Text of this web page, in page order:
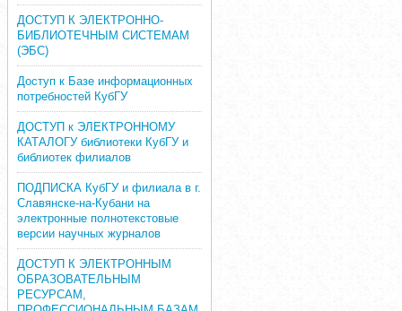
ДОСТУП К ЭЛЕКТРОННО-
БИБЛИОТЕЧНЫМ СИСТЕМАМ
(ЭБС)
Доступ к Базе информационных
потребностей КубГУ
ДОСТУП к ЭЛЕКТРОННОМУ
КАТАЛОГУ библиотеки КубГУ и
библиотек филиалов
ПОДПИСКА КубГУ и филиала в г.
Славянске-на-Кубани на
электронные полнотекстовые
версии научных журналов
ДОСТУП К ЭЛЕКТРОННЫМ
ОБРАЗОВАТЕЛЬНЫМ
РЕСУРСАМ,